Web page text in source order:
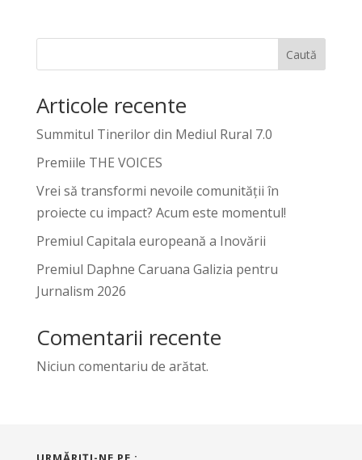
Caută
Articole recente
Summitul Tinerilor din Mediul Rural 7.0
Premiile THE VOICES
Vrei să transformi nevoile comunității în
proiecte cu impact? Acum este momentul!
Premiul Capitala europeană a Inovării
Premiul Daphne Caruana Galizia pentru
Jurnalism 2026
Comentarii recente
Niciun comentariu de arătat.